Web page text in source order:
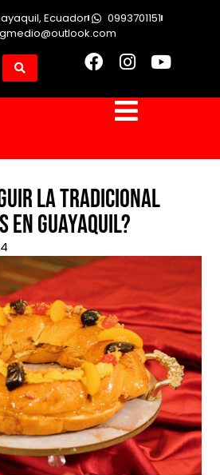
Ecuador
0993701151
la tradicional
en Guayaquil?